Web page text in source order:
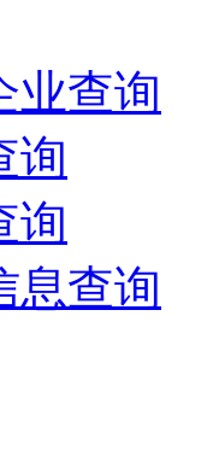
业查询
询
询
息查询